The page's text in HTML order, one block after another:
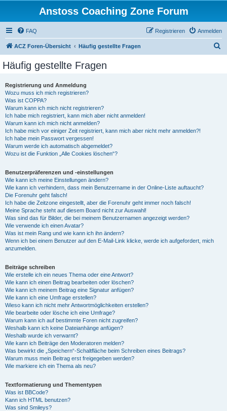
Anstoss Coaching Zone Forum
FAQ Anmelden
Registrieren
ACZ Foren-Übersicht Häufig gestellte Fragen
Häufig gestellte Fragen
Registrierung und Anmeldung
Wozu muss ich mich registrieren?
Was ist COPPA?
Warum kann ich mich nicht registrieren?
Ich habe mich registriert, kann mich aber nicht anmelden!
Warum kann ich mich nicht anmelden?
Ich habe mich vor einiger Zeit registriert, kann mich aber nicht mehr anmelden?!
Ich habe mein Passwort vergessen!
Warum werde ich automatisch abgemeldet?
Wozu ist die Funktion „Alle Cookies löschen“?
Benutzerpräferenzen und -einstellungen
Wie kann ich meine Einstellungen ändern?
Wie kann ich verhindern, dass mein Benutzername in der Online-Liste auftaucht?
Die Forenuhr geht falsch!
Ich habe die Zeitzone eingestellt, aber die Forenuhr geht immer noch falsch!
Meine Sprache steht auf diesem Board nicht zur Auswahl!
Was sind das für Bilder, die bei meinem Benutzernamen angezeigt werden?
Wie verwende ich einen Avatar?
Was ist mein Rang und wie kann ich ihn ändern?
Wenn ich bei einem Benutzer auf den E-Mail-Link klicke, werde ich aufgefordert, mich
anzumelden.
Beiträge schreiben
Wie erstelle ich ein neues Thema oder eine Antwort?
Wie kann ich einen Beitrag bearbeiten oder löschen?
Wie kann ich meinem Beitrag eine Signatur anfügen?
Wie kann ich eine Umfrage erstellen?
Wieso kann ich nicht mehr Antwortmöglichkeiten erstellen?
Wie bearbeite oder lösche ich eine Umfrage?
Warum kann ich auf bestimmte Foren nicht zugreifen?
Weshalb kann ich keine Dateianhänge anfügen?
Weshalb wurde ich verwarnt?
Wie kann ich Beiträge den Moderatoren melden?
Was bewirkt die „Speichern“-Schaltfläche beim Schreiben eines Beitrags?
Warum muss mein Beitrag erst freigegeben werden?
Wie markiere ich ein Thema als neu?
Textformatierung und Thementypen
Was ist BBCode?
Kann ich HTML benutzen?
Was sind Smileys?